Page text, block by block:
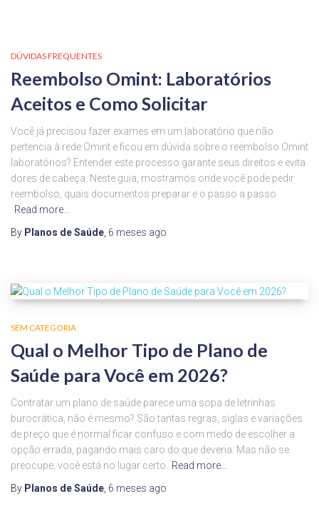
DÚVIDAS FREQUENTES
Reembolso Omint: Laboratórios
Aceitos e Como Solicitar
Você já precisou fazer exames em um laboratório que não
pertencia à rede Omint e ficou em dúvida sobre o reembolso Omint
laboratórios? Entender este processo garante seus direitos e evita
dores de cabeça. Neste guia, mostramos onde você pode pedir
reembolso, quais documentos preparar e o passo a passo
Read more…
By Planos de Saúde 6 meses ago
SEM CATEGORIA
Qual o Melhor Tipo de Plano de
Saúde para Você em 2026?
Contratar um plano de saúde parece uma sopa de letrinhas
burocrática, não é mesmo? São tantas regras, siglas e variações
de preço que é normal ficar confuso e com medo de escolher a
opção errada, pagando mais caro do que deveria. Mas não se
preocupe, você está no lugar certo. Read more…
By Planos de Saúde, 6 meses ago